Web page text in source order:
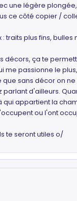
une légère
ce côté copier /
traits plus fins,
décors, ça te
me passionne le
que sans décor on
parlant d'ailleurs.
qui appartient la
ou l'ont
te seront utiles o/